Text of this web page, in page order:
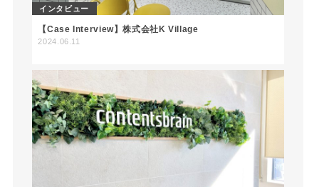
インタビュー
【Case Interview】株式会社K Village
2024.06.11